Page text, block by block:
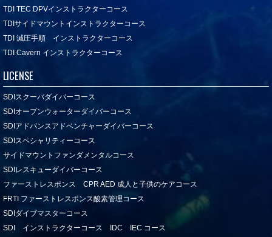
TDI TEC DPVインストラクターコース
TDIサイドマウントインストラクターコース
TDI 減圧手順 インストラクターコース
TDI Cavern インストラクターコース
LICENSE
SDIスクーバダイバーコース
SDIオープンウォーターダイバーコース
SDIアドバンスアドベンチャーダイバーコース
SDIスペシャリティーコース
サイドマウントファンダメンタルコース
SDIレスキューダイバーコース
ファーストレスポンス CPR AED 成人と子供のケアコース
FRTI ファーストレスポンス酸素管理コース
SDIダイブマスターコース
SDI インストラクターコース IDC IEC コース